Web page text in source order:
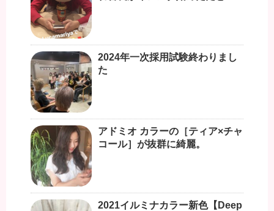
2024年一次採用試験終わりまし
た
アドミオ カラーの［ティア×チャ
コール］が抜群に綺麗。
2021イルミナカラー新色【Deep